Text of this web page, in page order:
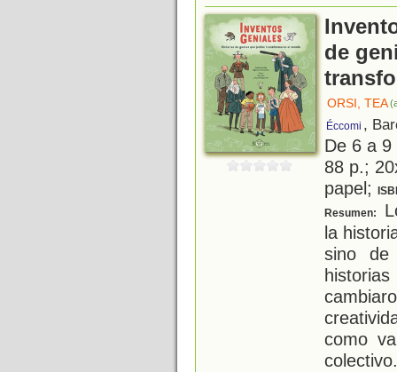
de
ORSI, TEA
Éccomi ,
De 6 a
88 p.;
papel;
Resumen:
la
sino de
como
colectivo.